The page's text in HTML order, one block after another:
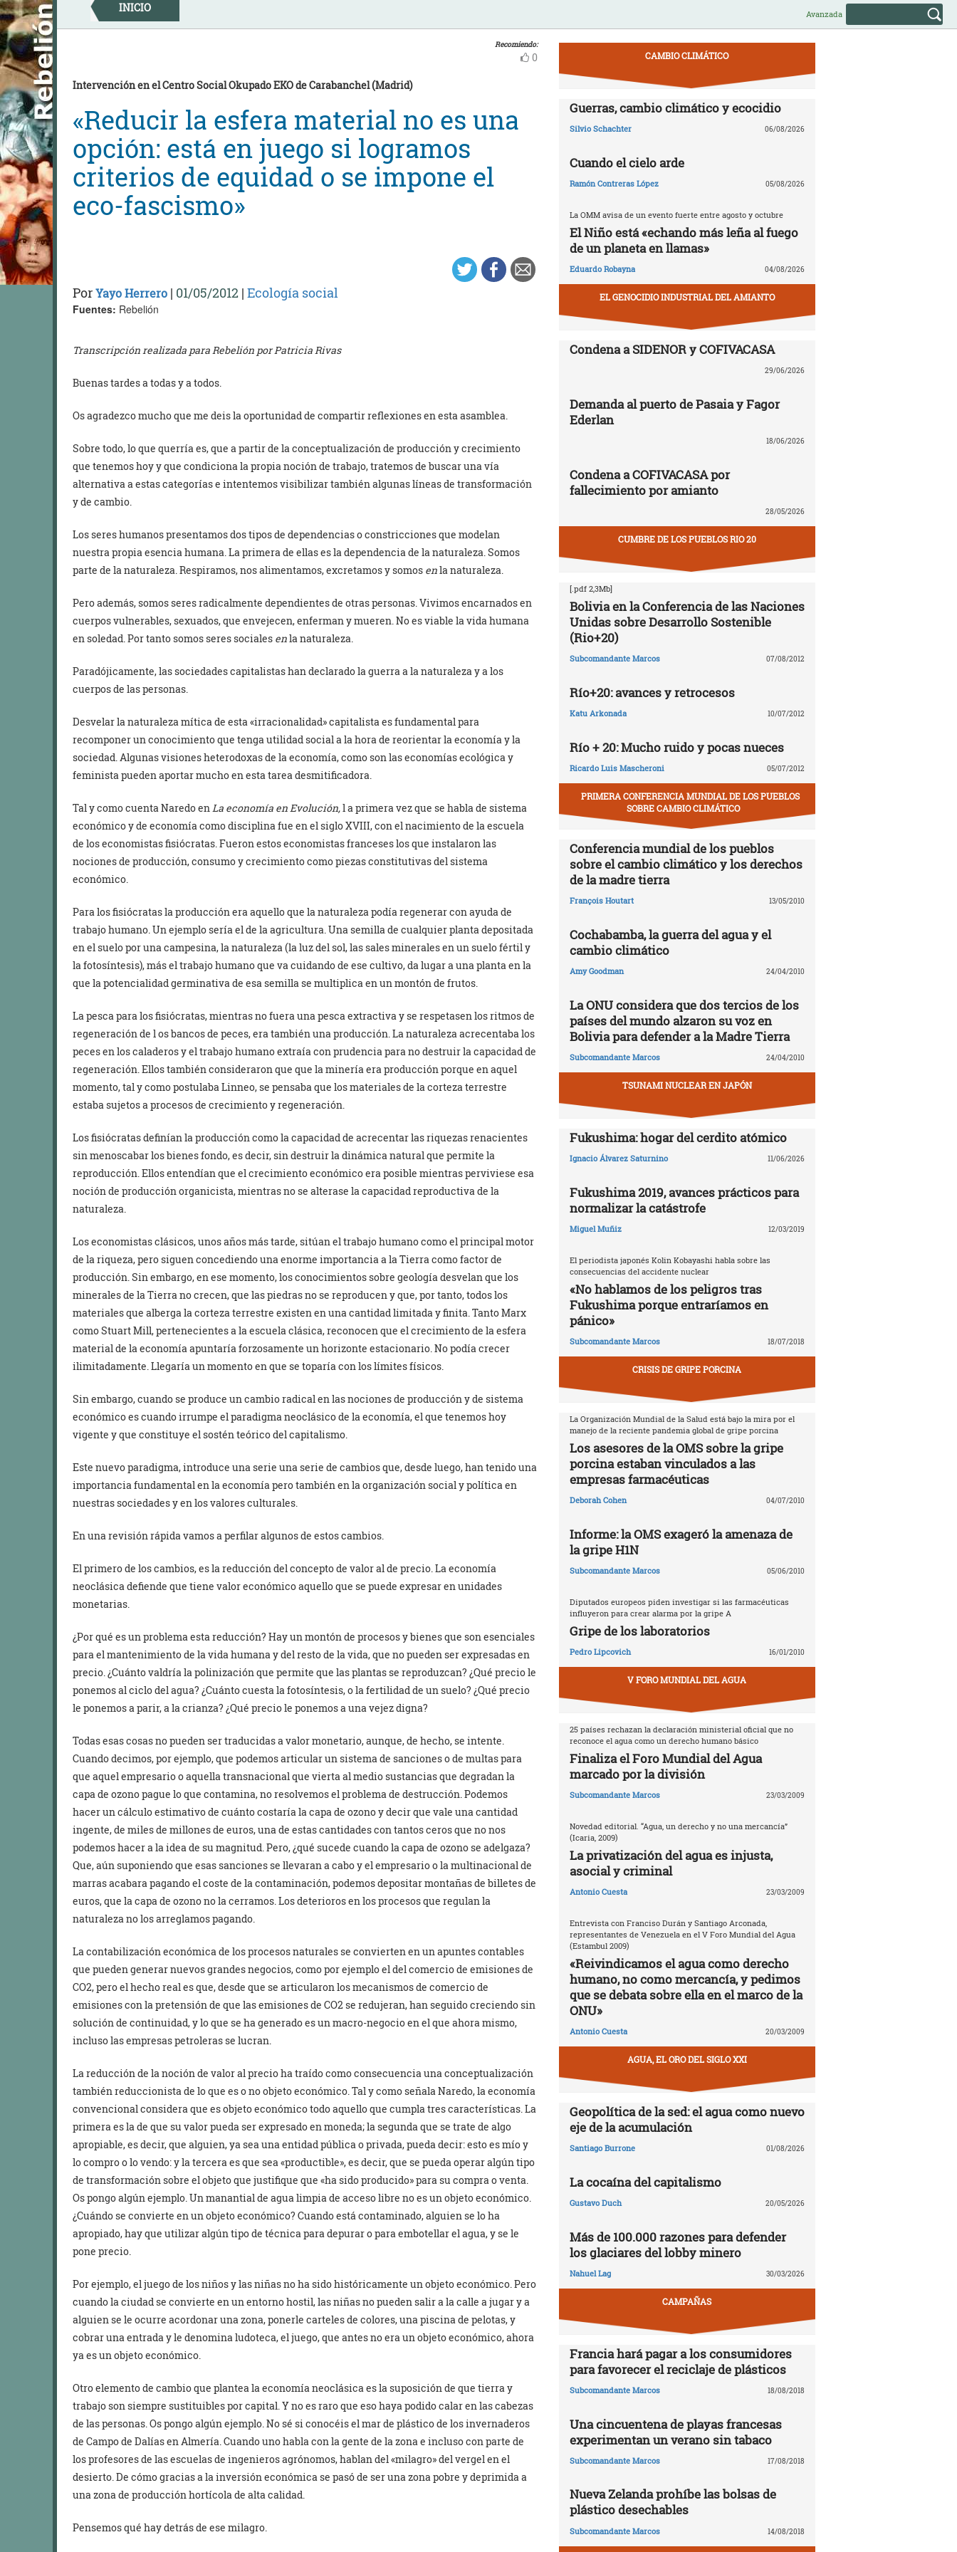
Skip
to
content
INICIO Avanzada
Recomiendo:
0
Intervención en el Centro Social Okupado EKO de Carabanchel (Madrid)
«Reducir la esfera material no es una
opción: está en juego si logramos
criterios de equidad o se impone el
eco-fascismo»
PorYayo Herrero | 01/05/2012 | Ecología social
Fuentes: Rebelión
Transcripción realizada para Rebelión por Patricia Rivas
Buenas tardes a todas y a todos.
Os agradezco mucho que me deis la oportunidad de compartir reflexiones en esta asamblea.
Sobre todo, lo que querría es, que a partir de la conceptualización de producción y crecimiento
que tenemos hoy y que condiciona la propia noción de trabajo, tratemos de buscar una vía
alternativa a estas categorías e intentemos visibilizar también algunas líneas de transformación
y de cambio.
Los seres humanos presentamos dos tipos de dependencias o constricciones que modelan
nuestra propia esencia humana. La primera de ellas es la dependencia de la naturaleza. Somos
parte de la naturaleza. Respiramos, nos alimentamos, excretamos y somos enla naturaleza.
Pero además, somos seres radicalmente dependientes de otras personas. Vivimos encarnados en
cuerpos vulnerables, sexuados, que envejecen, enferman y mueren. No es viable la vida humana
en soledad. Por tanto somos seres sociales enla naturaleza.
Paradójicamente, las sociedades capitalistas han declarado la guerra a la naturaleza y a los
cuerpos de las personas.
Desvelar la naturaleza mítica de esta «irracionalidad» capitalista es fundamental para
recomponer un conocimiento que tenga utilidad social a la hora de reorientar la economía y la
sociedad. Algunas visiones heterodoxas de la economía, como son las economías ecológica y
feminista pueden aportar mucho en esta tarea desmitificadora.
Tal y como cuenta Naredo en La economía en Evolución,l a primera vez que se habla de sistema
económico y de economía como disciplina fue en el siglo XVIII, con el nacimiento de la escuela
de los economistas fisiócratas. Fueron estos economistas franceses los que instalaron las
nociones de producción, consumo y crecimiento como piezas constitutivas del sistema
económico.
Para los fisiócratas la producción era aquello que la naturaleza podía regenerar con ayuda de
trabajo humano. Un ejemplo sería el de la agricultura. Una semilla de cualquier planta depositada
en el suelo por una campesina, la naturaleza (la luz del sol, las sales minerales en un suelo fértil y
la fotosíntesis), más el trabajo humano que va cuidando de ese cultivo, da lugar a una planta en la
que la potencialidad germinativa de esa semilla se multiplica en un montón de frutos.
La pesca para los fisiócratas, mientras no fuera una pesca extractiva y se respetasen los ritmos de
regeneración de l os bancos de peces, era también una producción. La naturaleza acrecentaba los
peces en los caladeros y el trabajo humano extraía con prudencia para no destruir la capacidad de
regeneración. Ellos también consideraron que que la minería era producción porque en aquel
momento, tal y como postulaba Linneo, se pensaba que los materiales de la corteza terrestre
estaba sujetos a procesos de crecimiento y regeneración.
Los fisiócratas definían la producción como la capacidad de acrecentar las riquezas renacientes
sin menoscabar los bienes fondo, es decir, sin destruir la dinámica natural que permite la
reproducción. Ellos entendían que el crecimiento económico era posible mientras perviviese esa
noción de producción organicista, mientras no se alterase la capacidad reproductiva de la
naturaleza.
Los economistas clásicos, unos años más tarde, sitúan el trabajo humano como el principal motor
de la riqueza, pero siguen concediendo una enorme importancia a la Tierra como factor de
producción. Sin embargo, en ese momento, los conocimientos sobre geología desvelan que los
minerales de la Tierra no crecen, que las piedras no se reproducen y que, por tanto, todos los
materiales que alberga la corteza terrestre existen en una cantidad limitada y finita. Tanto Marx
como Stuart Mill, pertenecientes a la escuela clásica, reconocen que el crecimiento de la esfera
material de la economía apuntaría forzosamente un horizonte estacionario. No podía crecer
ilimitadamente. Llegaría un momento en que se toparía con los límites físicos.
Sin embargo, cuando se produce un cambio radical en las nociones de producción y de sistema
económico es cuando irrumpe el paradigma neoclásico de la economía, el que tenemos hoy
vigente y que constituye el sostén teórico del capitalismo.
Este nuevo paradigma, introduce una serie una serie de cambios que, desde luego, han tenido una
importancia fundamental en la economía pero también en la organización social y política en
nuestras sociedades y en los valores culturales.
En una revisión rápida vamos a perfilar algunos de estos cambios.
El primero de los cambios, es la reducción del concepto de valor al de precio. La economía
neoclásica defiende que tiene valor económico aquello que se puede expresar en unidades
monetarias.
¿Por qué es un problema esta reducción? Hay un montón de procesos y bienes que son esenciales
para el mantenimiento de la vida humana y del resto de la vida, que no pueden ser expresadas en
precio. ¿Cuánto valdría la polinización que permite que las plantas se reproduzcan? ¿Qué precio le
ponemos al ciclo del agua? ¿Cuánto cuesta la fotosíntesis, o la fertilidad de un suelo? ¿Qué precio
le ponemos a parir, a la crianza? ¿Qué precio le ponemos a una vejez digna?
Todas esas cosas no pueden ser traducidas a valor monetario, aunque, de hecho, se intente.
Cuando decimos, por ejemplo, que podemos articular un sistema de sanciones o de multas para
que aquel empresario o aquella transnacional que vierta al medio sustancias que degradan la
capa de ozono pague lo que contamina, no resolvemos el problema de destrucción. Podemos
hacer un cálculo estimativo de cuánto costaría la capa de ozono y decir que vale una cantidad
ingente, de miles de millones de euros, una de estas cantidades con tantos ceros que no nos
podemos hacer a la idea de su magnitud. Pero, ¿qué sucede cuando la capa de ozono se adelgaza?
Que, aún suponiendo que esas sanciones se llevaran a cabo y el empresario o la multinacional de
marras acabara pagando el coste de la contaminación, podemos depositar montañas de billetes de
euros, que la capa de ozono no la cerramos. Los deterioros en los procesos que regulan la
naturaleza no los arreglamos pagando.
La contabilización económica de los procesos naturales se convierten en un apuntes contables
que pueden generar nuevos grandes negocios, como por ejemplo el del comercio de emisiones de
CO2, pero el hecho real es que, desde que se articularon los mecanismos de comercio de
emisiones con la pretensión de que las emisiones de CO2 se redujeran, han seguido creciendo sin
solución de continuidad, y lo que se ha generado es un macro-negocio en el que ahora mismo,
incluso las empresas petroleras se lucran.
La reducción de la noción de valor al precio ha traído como consecuencia una conceptualización
también reduccionista de lo que es o no objeto económico. Tal y como señala Naredo, la economía
convencional considera que es objeto económico todo aquello que cumpla tres características. La
primera es la de que su valor pueda ser expresado en moneda; la segunda que se trate de algo
apropiable, es decir, que alguien, ya sea una entidad pública o privada, pueda decir: esto es mío y
lo compro o lo vendo: y la tercera es que sea «productible», es decir, que se pueda operar algún tipo
de transformación sobre el objeto que justifique que «ha sido producido» para su compra o venta.
Os pongo algún ejemplo. Un manantial de agua limpia de acceso libre no es un objeto económico.
¿Cuándo se convierte en un objeto económico? Cuando está contaminado, alguien se lo ha
apropiado, hay que utilizar algún tipo de técnica para depurar o para embotellar el agua, y se le
pone precio.
Por ejemplo, el juego de los niños y las niñas no ha sido históricamente un objeto económico. Pero
cuando la ciudad se convierte en un entorno hostil, las niñas no pueden salir a la calle a jugar y a
alguien se le ocurre acordonar una zona, ponerle carteles de colores, una piscina de pelotas, y
cobrar una entrada y le denomina ludoteca, el juego, que antes no era un objeto económico, ahora
ya es un objeto económico.
Otro elemento de cambio que plantea la economía neoclásica es la suposición de que tierra y
trabajo son siempre sustituibles por capital. Y no es raro que eso haya podido calar en las cabezas
de las personas. Os pongo algún ejemplo. No sé si conocéis el mar de plástico de los invernaderos
de Campo de Dalías en Almería. Cuando uno habla con la gente de la zona e incluso con parte de
los profesores de las escuelas de ingenieros agrónomos, hablan del «milagro» del vergel en el
desierto. De cómo gracias a la inversión económica se pasó de ser una zona pobre y deprimida a
una zona de producción hortícola de alta calidad.
Pensemos qué hay detrás de ese milagro.
CAMBIO CLIMÁTICO
Guerras, cambio climático y ecocidio
Silvio Schachter 06/08/2026
Cuando el cielo arde
Ramón Contreras López 05/08/2026
La OMM avisa de un evento fuerte entre agosto y octubre
El Niño está «echando más leña al fuego
de un planeta en llamas»
Eduardo Robayna 04/08/2026
EL GENOCIDIO INDUSTRIAL DEL AMIANTO
Condena a SIDENOR y COFIVACASA
29/06/2026
Demanda al puerto de Pasaia y Fagor
Ederlan
18/06/2026
Condena a COFIVACASA por
fallecimiento por amianto
28/05/2026
CUMBRE DE LOS PUEBLOS RIO 20
[.pdf 2,3Mb]
Bolivia en la Conferencia de las Naciones
Unidas sobre Desarrollo Sostenible
(Rio+20)
Subcomandante Marcos 07/08/2012
Río+20: avances y retrocesos
Katu Arkonada 10/07/2012
Río + 20: Mucho ruido y pocas nueces
Ricardo Luis Mascheroni 05/07/2012
PRIMERA CONFERENCIA MUNDIAL DE LOS PUEBLOS
SOBRE CAMBIO CLIMÁTICO
Conferencia mundial de los pueblos
sobre el cambio climático y los derechos
de la madre tierra
François Houtart 13/05/2010
Cochabamba, la guerra del agua y el
cambio climático
Amy Goodman 24/04/2010
La ONU considera que dos tercios de los
países del mundo alzaron su voz en
Bolivia para defender a la Madre Tierra
Subcomandante Marcos 24/04/2010
TSUNAMI NUCLEAR EN JAPÓN
Fukushima: hogar del cerdito atómico
Ignacio Álvarez Saturnino 11/06/2026
Fukushima 2019, avances prácticos para
normalizar la catástrofe
Miguel Muñiz 12/03/2019
El periodista japonés Kolin Kobayashi habla sobre las
consecuencias del accidente nuclear
«No hablamos de los peligros tras
Fukushima porque entraríamos en
pánico»
Subcomandante Marcos 18/07/2018
CRISIS DE GRIPE PORCINA
La Organización Mundial de la Salud está bajo la mira por el
manejo de la reciente pandemia global de gripe porcina
Los asesores de la OMS sobre la gripe
porcina estaban vinculados a las
empresas farmacéuticas
Deborah Cohen 04/07/2010
Informe: la OMS exageró la amenaza de
la gripe H1N
Subcomandante Marcos 05/06/2010
Diputados europeos piden investigar si las farmacéuticas
influyeron para crear alarma por la gripe A
Gripe de los laboratorios
Pedro Lipcovich 16/01/2010
V FORO MUNDIAL DEL AGUA
25 países rechazan la declaración ministerial oficial que no
reconoce el agua como un derecho humano básico
Finaliza el Foro Mundial del Agua
marcado por la división
Subcomandante Marcos 23/03/2009
Novedad editorial. “Agua, un derecho y no una mercancía”
(Icaria, 2009)
La privatización del agua es injusta,
asocial y criminal
Antonio Cuesta 23/03/2009
Entrevista con Franciso Durán y Santiago Arconada,
representantes de Venezuela en el V Foro Mundial del Agua
(Estambul 2009)
«Reivindicamos el agua como derecho
humano, no como mercancía, y pedimos
que se debata sobre ella en el marco de la
ONU»
Antonio Cuesta 20/03/2009
AGUA, EL ORO DEL SIGLO XXI
Geopolítica de la sed: el agua como nuevo
eje de la acumulación
Santiago Burrone 01/08/2026
La cocaína del capitalismo
Gustavo Duch 20/05/2026
Más de 100.000 razones para defender
los glaciares del lobby minero
Nahuel Lag 30/03/2026
CAMPAÑAS
Francia hará pagar a los consumidores
para favorecer el reciclaje de plásticos
Subcomandante Marcos 18/08/2018
Una cincuentena de playas francesas
experimentan un verano sin tabaco
Subcomandante Marcos 17/08/2018
Nueva Zelanda prohíbe las bolsas de
plástico desechables
Subcomandante Marcos 14/08/2018